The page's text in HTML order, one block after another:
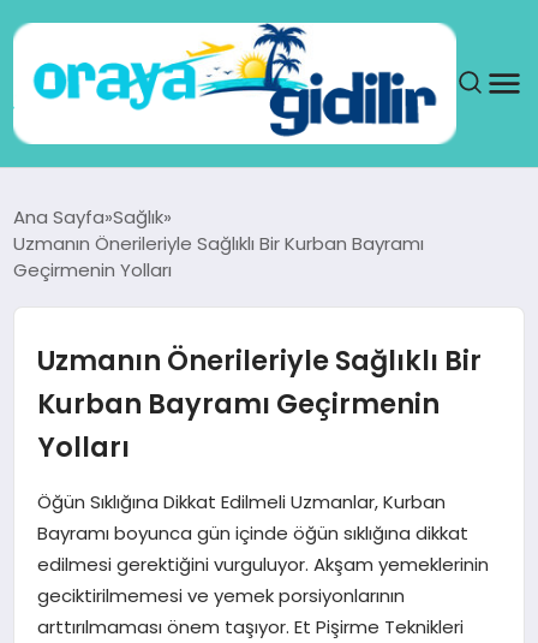
SAĞLIK
TEKNOLOJI
YAŞAM
Ana Sayfa Sağlık
Uzmanın Önerileriyle Sağlıklı Bir Kurban Bayramı
Geçirmenin Yolları
Uzmanın Önerileriyle Sağlıklı Bir
Kurban Bayramı Geçirmenin
Yolları
Öğün Sıklığına Dikkat Edilmeli Uzmanlar, Kurban
Bayramı boyunca gün içinde öğün sıklığına dikkat
edilmesi gerektiğini vurguluyor. Akşam yemeklerinin
geciktirilmemesi ve yemek porsiyonlarının
arttırılmaması önem taşıyor. Et Pişirme Teknikleri